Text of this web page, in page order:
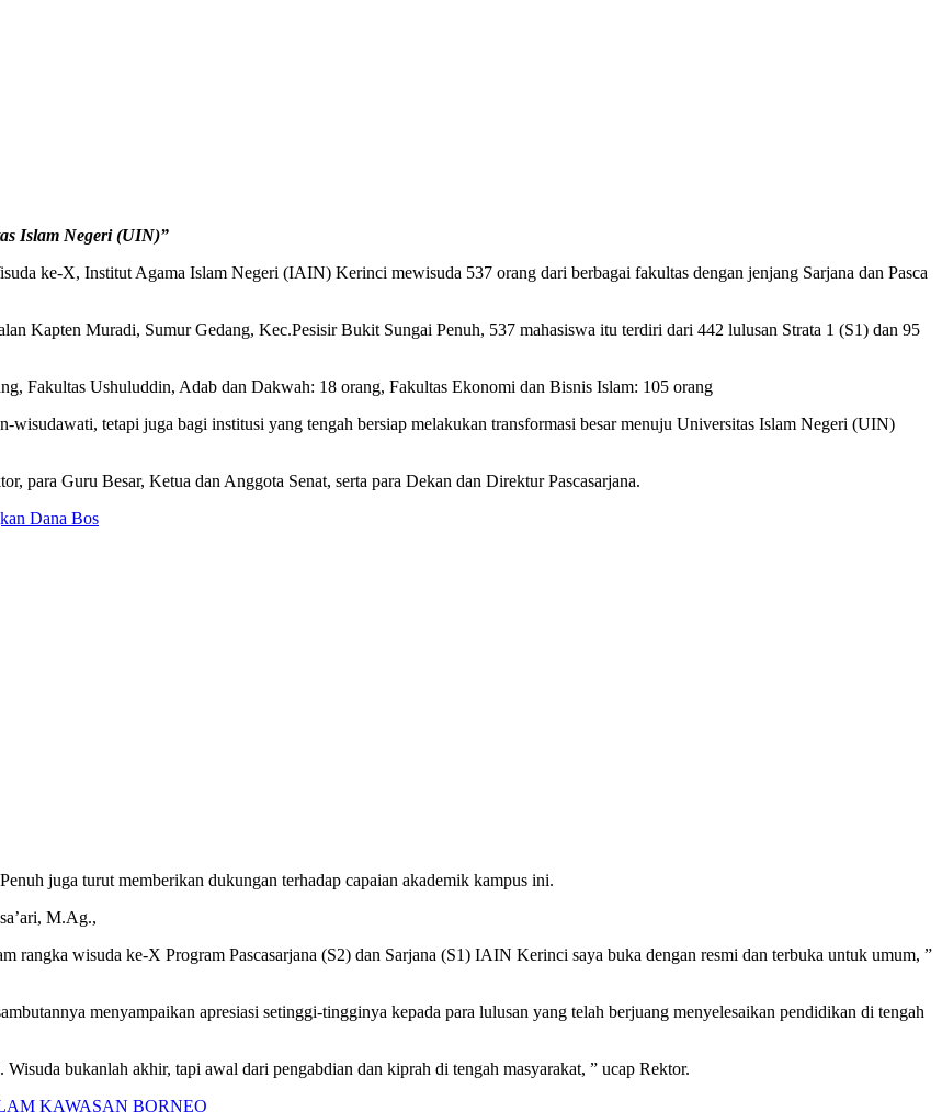
Islam Negeri (UIN)”
ke-X, Institut Agama Islam Negeri (IAIN) Kerinci mewisuda 537 orang dari berbagai fakultas dengan jenjang Sarjana dan Pasca
Kapten Muradi, Sumur Gedang, Kec.Pesisir Bukit Sungai Penuh, 537 mahasiswa itu terdiri dari 442 lulusan Strata 1 (S1) dan 95
Fakultas Ushuluddin, Adab dan Dakwah: 18 orang, Fakultas Ekonomi dan Bisnis Islam: 105 orang
wisudawati, tetapi juga bagi institusi yang tengah bersiap melakukan transformasi besar menuju Universitas Islam Negeri (UIN)
Guru Besar, Ketua dan Anggota Senat, serta para Dekan dan Direktur Pascasarjana.
Dana Bos
juga turut memberikan dukungan terhadap capaian akademik kampus ini.
M.Ag.,
rangka wisuda ke-X Program Pascasarjana (S2) dan Sarjana (S1) IAIN Kerinci saya buka dengan resmi dan terbuka untuk umum, ”
menyampaikan apresiasi setinggi-tingginya kepada para lulusan yang telah berjuang menyelesaikan pendidikan di tengah
bukanlah akhir, tapi awal dari pengabdian dan kiprah di tengah masyarakat, ” ucap Rektor.
KAWASAN BORNEO